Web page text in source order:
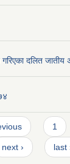
गरिएका दलित
1
next › last